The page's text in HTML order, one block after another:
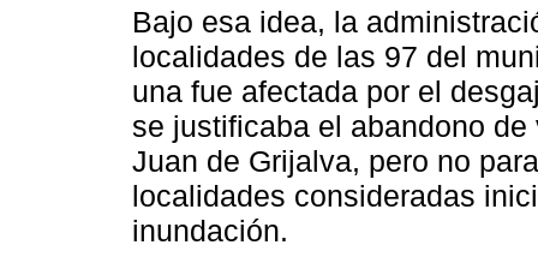
Bajo esa idea, la
localidades de las 97 del
una fue afectada por el
se justificaba el abandono
Juan de Grijalva, pero no
localidades consideradas
inundación.